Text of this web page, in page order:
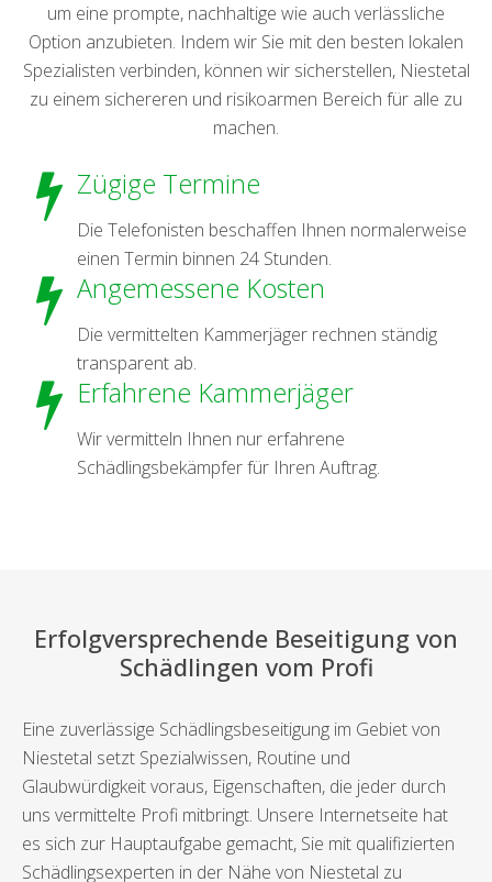
um eine prompte, nachhaltige wie auch verlässliche
Option anzubieten. Indem wir Sie mit den besten lokalen
Spezialisten verbinden, können wir sicherstellen, Niestetal
zu einem sichereren und risikoarmen Bereich für alle zu
machen.
Zügige Termine
Die Telefonisten beschaffen Ihnen normalerweise
einen Termin binnen 24 Stunden.
Angemessene Kosten
Die vermittelten Kammerjäger rechnen ständig
transparent ab.
Erfahrene Kammerjäger
Wir vermitteln Ihnen nur erfahrene
Schädlingsbekämpfer für Ihren Auftrag.
Erfolgversprechende Beseitigung von
Schädlingen vom Profi
Eine zuverlässige Schädlingsbeseitigung im Gebiet von
Niestetal setzt Spezialwissen, Routine und
Glaubwürdigkeit voraus, Eigenschaften, die jeder durch
uns vermittelte Profi mitbringt. Unsere Internetseite hat
es sich zur Hauptaufgabe gemacht, Sie mit qualifizierten
Schädlingsexperten in der Nähe von Niestetal zu